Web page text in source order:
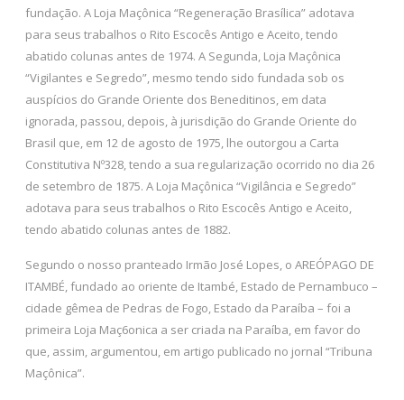
fundação. A Loja Maçônica “Regeneração Brasílica” adotava
para seus trabalhos o Rito Escocês Antigo e Aceito, tendo
abatido colunas antes de 1974. A Segunda, Loja Maçônica
“Vigilantes e Segredo”, mesmo tendo sido fundada sob os
auspícios do Grande Oriente dos Beneditinos, em data
ignorada, passou, depois, à jurisdição do Grande Oriente do
Brasil que, em 12 de agosto de 1975, lhe outorgou a Carta
Constitutiva Nº328, tendo a sua regularização ocorrido no dia 26
de setembro de 1875. A Loja Maçônica “Vigilância e Segredo”
adotava para seus trabalhos o Rito Escocês Antigo e Aceito,
tendo abatido colunas antes de 1882.
Segundo o nosso pranteado Irmão José Lopes, o AREÓPAGO DE
ITAMBÉ, fundado ao oriente de Itambé, Estado de Pernambuco –
cidade gêmea de Pedras de Fogo, Estado da Paraíba – foi a
primeira Loja Maç6onica a ser criada na Paraíba, em favor do
que, assim, argumentou, em artigo publicado no jornal “Tribuna
Maçônica”.